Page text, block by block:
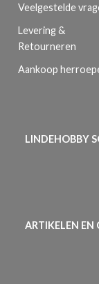
Veelgestelde
Levering &
Retourneren
Aankoop
LINDEHOBBY
ARTIKELEN EN